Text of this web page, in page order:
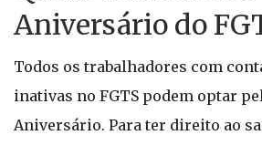
Aniversário do
Todos os trabalhadores com
inativas no FGTS podem optar
Aniversário. Para ter direito ao